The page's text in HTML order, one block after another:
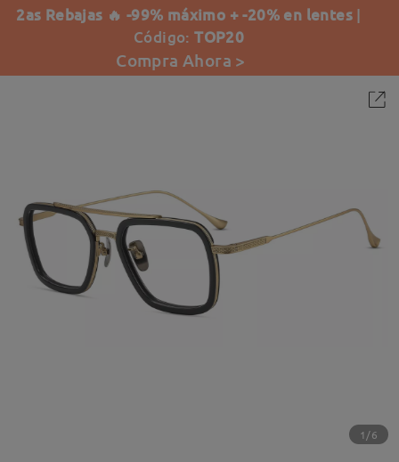
2as Rebajas 🔥 -99% máximo + -20% en lentes |
Código:TOP20
Compra Ahora >
1/6